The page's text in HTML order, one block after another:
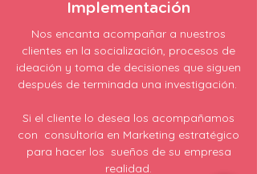
Implementación
Nos encanta acompañar a nuestros
clientes en la socialización, procesos de
ideación y toma de decisiones que siguen
después de terminada una investigación.
Si el cliente lo desea los acompañamos
con consultoría en Marketing estratégico
para hacer los sueños de su empresa
realidad.